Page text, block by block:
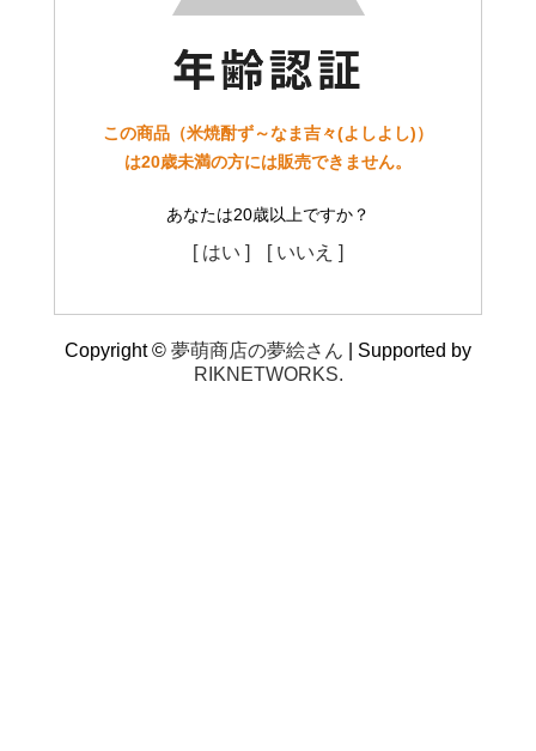
この商品（米焼酎ず～なま吉々(よしよし)）
は20歳未満の方には販売できません。
あなたは20歳以上ですか？
[ はい ] [ いいえ ]
Copyright © 夢萌商店の夢絵さん | Supported by
RIKNETWORKS.